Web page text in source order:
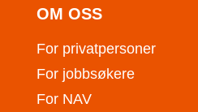
OM OSS
For privatpersoner
For jobbsøkere
For NAV